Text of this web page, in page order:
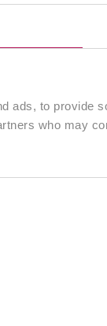
ads, to provide
who may